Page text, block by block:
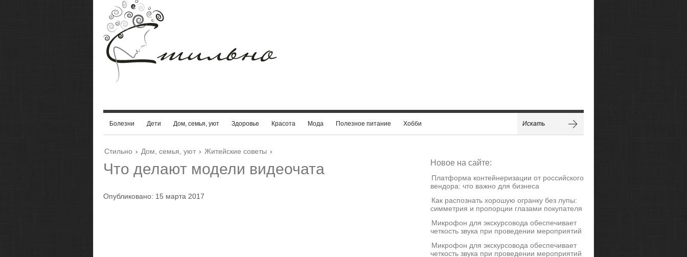
Болезни Дети Дом, семья, уют Здоровье Красота Мода Полезное питание Хобби
Стильно › Дом, семья, уют › Житейские советы ›
Что делают модели видеочата
Опубликовано: 15 марта 2017
Новое на сайте:
Платформа контейнеризации от российского
вендора: что важно для бизнеса
Как распознать хорошую огранку без лупы:
симметрия и пропорции глазами покупателя
Микрофон для экскурсовода обеспечивает
четкость звука при проведении мероприятий
Микрофон для экскурсовода обеспечивает
четкость звука при проведении мероприятий